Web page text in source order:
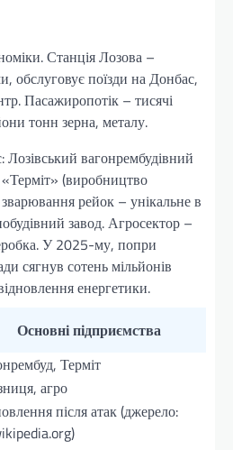
Станція Лозова –
обслуговує поїзди на Донбас,
Пасажиропотік – тисячі
тонн зерна, металу.
Лозівський вагонрембудівний
(виробництво
рейок – унікальне в
завод. Агросектор –
У 2025-му, попри
сягнув сотень мільйонів
енергетики.
Основні підприємства
Терміт
агро
після атак (джерело: